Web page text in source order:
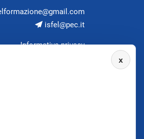
isfel@pec.it
Informativa privacy
x